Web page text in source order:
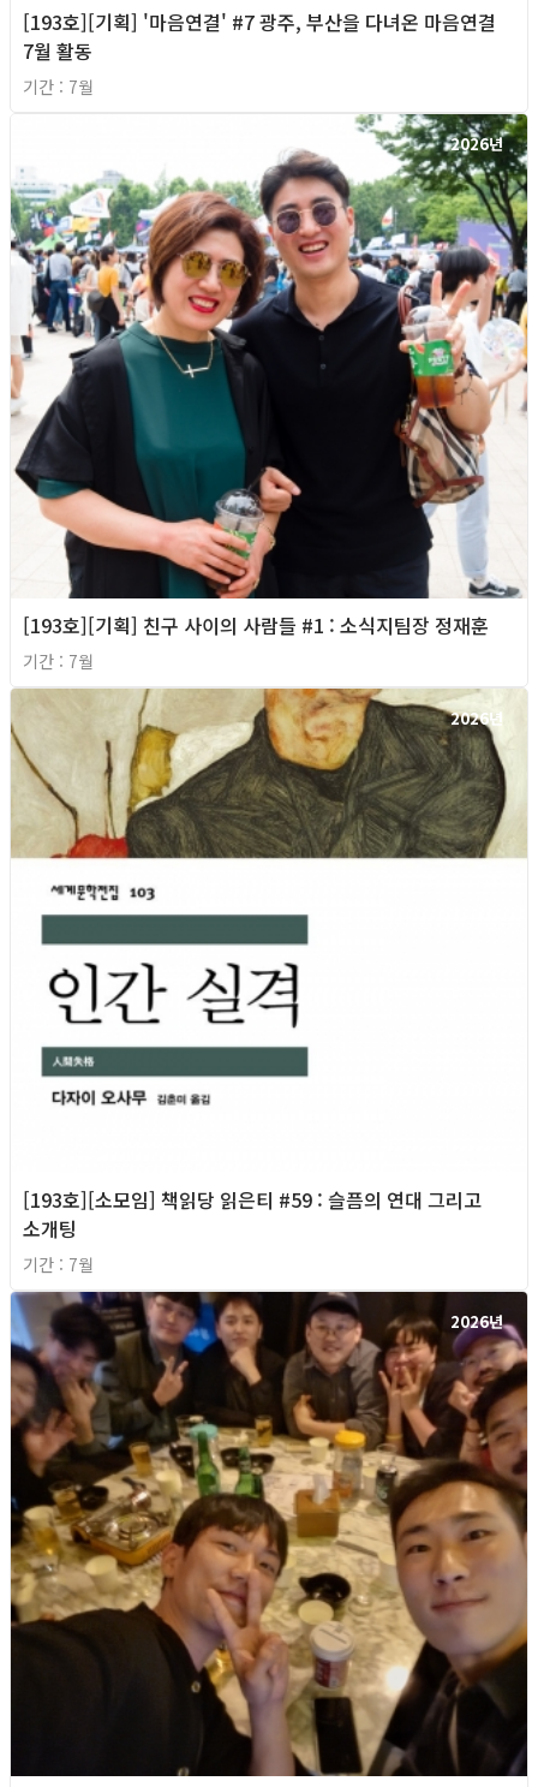
[193호][기획] '마음연결' #7 광주, 부산을 다녀온 마음연결
7월 활동
기간 : 7월
2026년
[193호][기획] 친구 사이의 사람들 #1 : 소식지팀장 정재훈
기간 : 7월
2026년
[193호][소모임] 책읽당 읽은티 #59 : 슬픔의 연대 그리고
소개팅
기간 : 7월
2026년